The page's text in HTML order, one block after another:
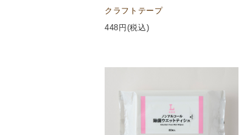
クラフトテープ
448 円(税込)